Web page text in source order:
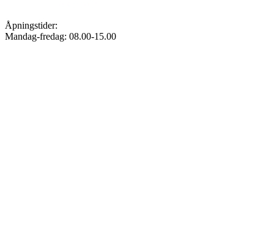
Åpningstider:
Mandag-fredag: 08.00-15.00